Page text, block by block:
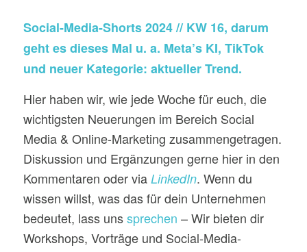
Social-Media-Shorts 2024 // KW 16, darum
geht es dieses Mal u. a. Meta’s KI, TikTok
und neuer Kategorie: aktueller Trend.
Hier haben wir, wie jede Woche für euch, die
wichtigsten Neuerungen im Bereich Social
Media & Online-Marketing zusammengetragen.
Diskussion und Ergänzungen gerne hier in den
Kommentaren oder via LinkedIn. Wenn du
wissen willst, was das für dein Unternehmen
bedeutet, lass unssprechen – Wir bieten dir
Workshops, Vorträge und Social-Media-